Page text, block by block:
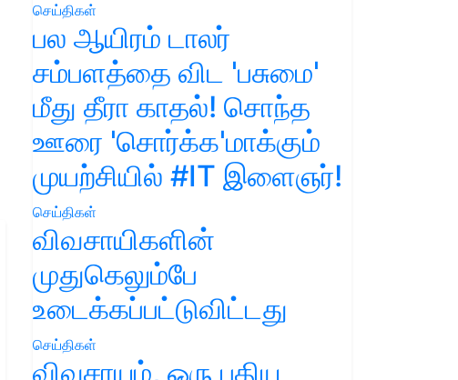
செய்திகள்
பல ஆயிரம் டாலர்
சம்பளத்தை விட 'பசுமை'
மீது தீரா காதல்! சொந்த
ஊரை 'சொர்க்க'மாக்கும்
முயற்சியில் #IT இளைஞர்!
செய்திகள்
விவசாயிகளின்
முதுகெலும்பே
உடைக்கப்பட்டுவிட்டது
செய்திகள்
விவசாயம், ஒரு புதிய